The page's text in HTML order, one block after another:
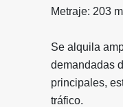
Metraje: 203
Se alquila
demandadas
principales,
tráfico.